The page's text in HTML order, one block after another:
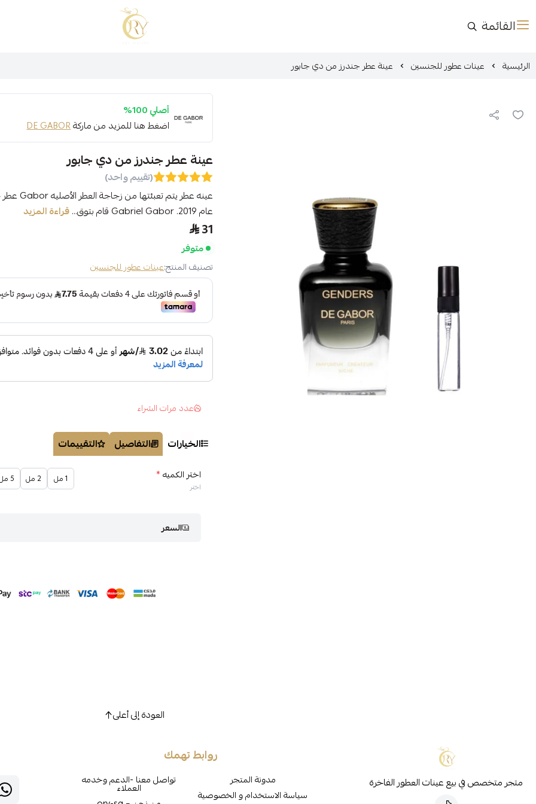
القائمة متجر عينات عطور أوري
الرئيسية عينات عطور للجنسين عينة عطر جندرز من دي جابور
أصلي 100%
اضغط هنا للمزيد من ماركةDE GABOR
عينة عطر جندرز من دي جابور
(تقييم واحد)
عام 2019. Gabriel Gabor قام بتوق... قراءة المزيد
31
متوفر
تصنيف المنتج:عينات عطور للجنسين
عدد مرات الشراء
الخيارات التفاصيل التقييمات
اختر الكميه*
اختر
1 مل 2 مل 5 مل
السعر
العودة إلى أعلى
متجر متخصص في بيع عينات العطور الفاخرة
روابط تهمك
مدونة المتجر
سياسة الاستخدام و الخصوصية
تواصل معنا -الدعم وخدمه
العملاء